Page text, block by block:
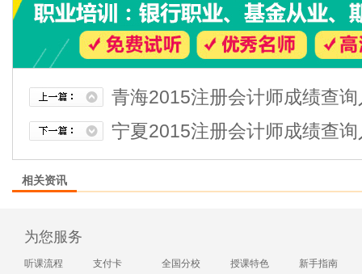
青海2015注册会计师成绩查
宁夏2015注册会计师成绩查
相关资讯
为您服务
听课流程 支付卡 全国分校 授课特色
新手指南